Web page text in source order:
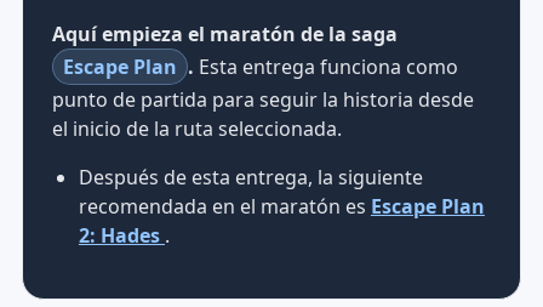
Aquí empieza el maratón de la saga
Escape Plan . Esta entrega funciona como
punto de partida para seguir la historia desde
el inicio de la ruta seleccionada.
Después de esta entrega, la siguiente
recomendada en el maratón es Escape Plan
2: Hades .